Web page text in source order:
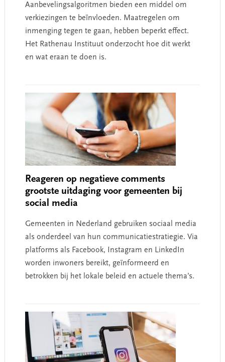
Aanbevelingsalgoritmen bieden een middel om
verkiezingen te beïnvloeden. Maatregelen om
inmenging tegen te gaan, hebben beperkt effect.
Het Rathenau Instituut onderzocht hoe dit werkt
en wat eraan te doen is.
Reageren op negatieve comments
grootste uitdaging voor gemeenten bij
social media
Gemeenten in Nederland gebruiken sociaal media
als onderdeel van hun communicatiestratiegie. Via
platforms als Facebook, Instagram en LinkedIn
worden inwoners bereikt, geïnformeerd en
betrokken bij het lokale beleid en actuele thema’s.